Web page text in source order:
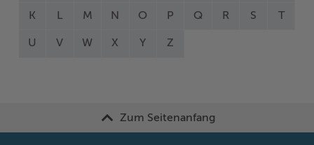
K L M N O P Q R S T
U V W X Y Z
Zum Seitenanfang